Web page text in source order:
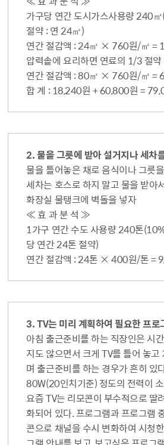
가구당 연간 도시가스사용량 240
절약 : 연 24㎥)
연간 절감액 : 24㎥ × 760원/㎥ =
압력솥에 요리하면 연료의 1/3 절
연간 절감액 : 80㎥ × 760원/㎥ =
합 계 : 18,240원 + 60,800원 =
2. 물을 그릇에 받아 설거지나 세차
물을 틀어놓은 채로 음식이나 그릇
세차는 호스로 하지 말고 물을 받아
화장실 물탱크에 벽돌을 넣자
≪ 효 과 분 석 ≫
1가구 연간 수도 사용량 240톤
당 연간 24톤 절약)
연간 절감액 : 24톤 × 400원/톤 =
3. TV는 미리 계획하여 필요한 프로
아침 출근준비를 하는 직장인은 시
지도 않으면서 크게 TV를 틀어 놓고
며 출근준비를 하는 경우가 흔히 있
80W(20인치기준) 정도의 전력이
요즘 TV는 리모콘이 부수적으로 딸
화되어 있다. 프로그램과 프로그램
콘으로 채널을 수시 변화하여 시청